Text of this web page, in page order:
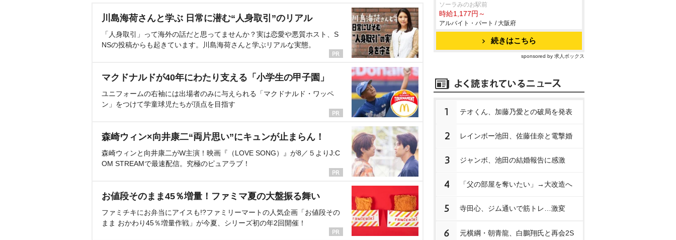
川島海荷さんと学ぶ 日常に潜む“人身取引”のリアル
「人身取引」って海外の話だと思ってませんか？実は恋愛や悪質ホスト、S
NSの投稿からも起きています。川島海荷さんと学ぶリアルな実態。
マクドナルドが40年にわたり支える「小学生の甲子園」
ユニフォームの右袖には出場者のみに与えられる「マクドナルド・ワッペ
ン」をつけて学童球児たちが頂点を目指す
森崎ウィン×向井康二“両片思い”にキュンが止まらん！
森崎ウィンと向井康二がW主演！映画『（LOVE SONG）』が8／５よりJ:C
OM STREAMで最速配信。究極のピュアラブ！
お値段そのまま45％増量！ファミマ夏の大盤振る舞い
ファミチキにお弁当にアイスも!?ファミリーマートの人気企画「お値段その
まま おかわり45％増量作戦」が今夏、シリーズ初の年2回開催！
ソーラみのお駅前
時給1,177円～
アルバイト・パート / 大阪府
続きはこちら
sponsored by 求人ボックス
1 テオくん、加藤乃愛との破局を発表
2 レインボー池田、佐藤佳奈と電撃婚
3 ジャンボ、池田の結婚報告に感激
4 「父の部屋を奪いたい」→大改造へ
5 寺田心、ジム通いで筋トレ…激変
6 元横綱・朝青龍、白鵬翔氏と再会2S